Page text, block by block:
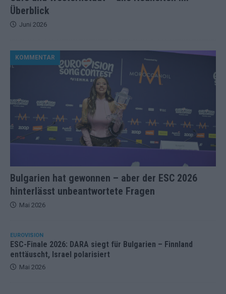
Überblick
Juni 2026
Bulgarien hat gewonnen – aber der ESC 2026
hinterlässt unbeantwortete Fragen
KOMMENTAR
Mai 2026
EUROVISION
ESC-Finale 2026: DARA siegt für Bulgarien – Finnland
enttäuscht, Israel polarisiert
Mai 2026